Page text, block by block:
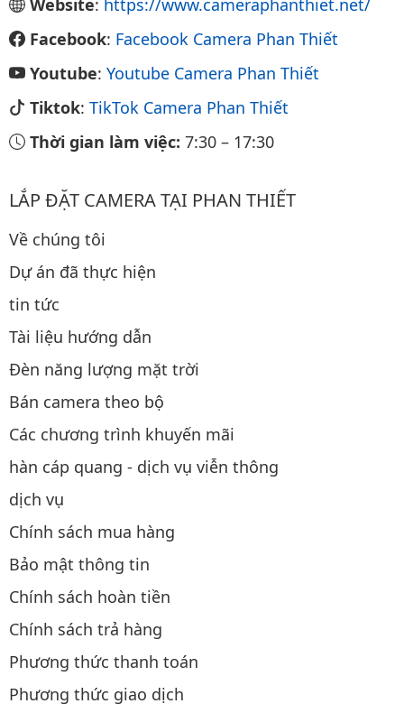
Facebook: Facebook Camera Phan Thiết
Youtube: Youtube Camera Phan Thiết
Tiktok: TikTok Camera Phan Thiết
Thời gian làm việc: 7:30 – 17:30
LẮP ĐẶT CAMERA TẠI PHAN THIẾT
Về chúng tôi
Dự án đã thực hiện
tin tức
Tài liệu hướng dẫn
Đèn năng lượng mặt trời
Bán camera theo bộ
Các chương trình khuyến mãi
hàn cáp quang - dịch vụ viễn thông
dịch vụ
Chính sách mua hàng
Bảo mật thông tin
Chính sách hoàn tiền
Chính sách trả hàng
Phương thức thanh toán
Phương thức giao dịch